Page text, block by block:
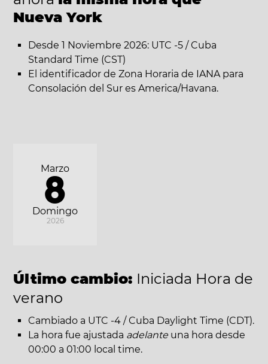
Nueva York
Desde 1 Noviembre 2026: UTC -5 / Cuba
Standard Time (CST)
El identificador de Zona Horaria de IANA para
Consolación del Sur es America/Havana.
Domingo
Marzo
8
2026
Último cambio: Iniciada Hora de
verano
Cambiado a UTC -4 / Cuba Daylight Time (CDT).
La hora fue ajustada adelante una hora desde
00:00 a 01:00 local time.